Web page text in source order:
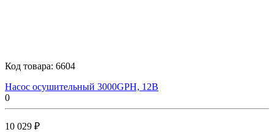
Код товара: 6604
Насос осушительный 3000GPH, 12В
0
10 029 ₽